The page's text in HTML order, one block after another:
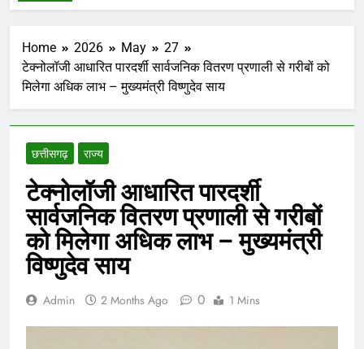
Home 2026 May
27
टेक्नोलॉजी आधारित पारदर्शी सार्वजनिक वितरण प्रणाली से गरीबों को
मिलेगा अधिक लाभ – मुख्यमंत्री विष्णुदेव साय
छत्तीसगढ़ राज्य
टेक्नोलॉजी आधारित पारदर्शी
सार्वजनिक वितरण प्रणाली से गरीबों
को मिलेगा अधिक लाभ – मुख्यमंत्री
विष्णुदेव साय
Admin 2 Months Ago 0 1 Mins